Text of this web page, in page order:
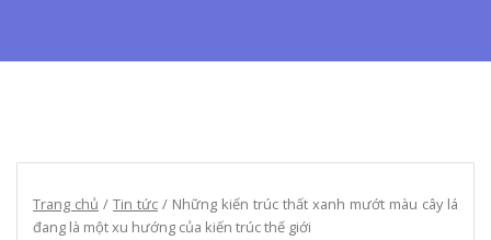
Trang chủ / Tin tức / Những kiến trúc thất xanh mướt màu cây lá
đang là một xu hướng của kiến trúc thế giới